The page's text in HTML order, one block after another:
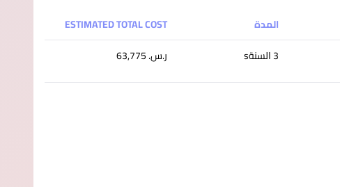
المدة
ESTIMATED TOTAL COST
3 السنةs ر.س.‏ 63,775